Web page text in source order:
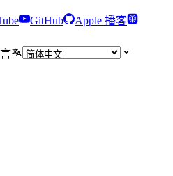
GitHub
Apple 播客